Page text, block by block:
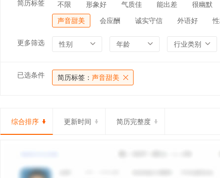
简历标签 不限 形象好 气质佳 能出差 很幽默
声音甜美 会应酬 诚实守信 外语好
更多筛选 性别 年龄 行业类别
已选条件 简历标签： 声音甜美
综合排序 更新时间 简历完整度